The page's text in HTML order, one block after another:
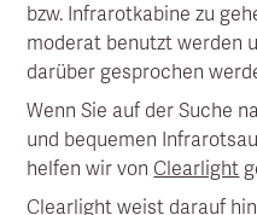
bzw. Infrarotkabine zu
moderat benutzt werden
darüber gesprochen
Wenn Sie auf der Suche
und bequemen
helfen wir von Clearlight
Clearlight weist darauf